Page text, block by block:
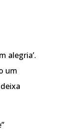
alegria’.
um